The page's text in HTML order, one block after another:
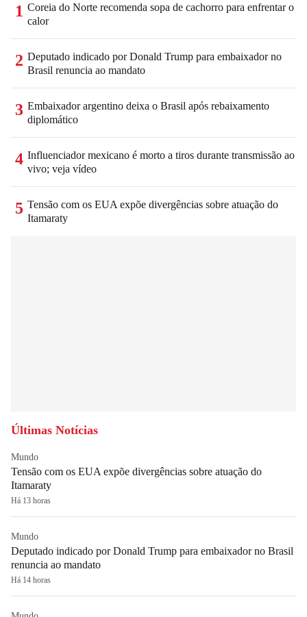
1 Coreia do Norte recomenda sopa de cachorro para enfrentar o
calor
2 Deputado indicado por Donald Trump para embaixador no
Brasil renuncia ao mandato
3 Embaixador argentino deixa o Brasil após rebaixamento
diplomático
4 Influenciador mexicano é morto a tiros durante transmissão ao
vivo; veja vídeo
5 Tensão com os EUA expõe divergências sobre atuação do
Itamaraty
Últimas Notícias
Mundo
Tensão com os EUA expõe divergências sobre atuação do
Itamaraty
Há 13 horas
Mundo
Deputado indicado por Donald Trump para embaixador no Brasil
renuncia ao mandato
Há 14 horas